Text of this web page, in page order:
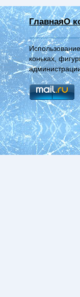
ГлавнаяО
коньках,